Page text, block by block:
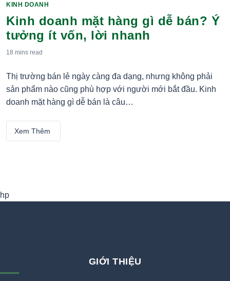
Categories
KINH DOANH
Kinh doanh mặt hàng gì dễ bán? Ý
tưởng ít vốn, lời nhanh
18 mins read
Thị trường bán lẻ ngày càng đa dạng, nhưng không phải
sản phẩm nào cũng phù hợp với người mới bắt đầu. Kinh
doanh mặt hàng gì dễ bán là câu…
Xem Thêm
hp
GIỚI THIỆU